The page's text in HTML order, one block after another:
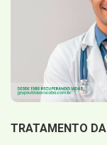
TRATAMENTO